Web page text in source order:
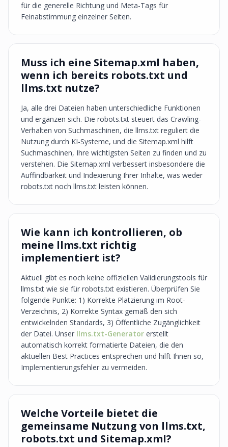
für die generelle Richtung und Meta-Tags für
Feinabstimmung einzelner Seiten.
Muss ich eine Sitemap.xml haben,
wenn ich bereits robots.txt und
llms.txt nutze?
Ja, alle drei Dateien haben unterschiedliche Funktionen
und ergänzen sich. Die robots.txt steuert das Crawling-
Verhalten von Suchmaschinen, die llms.txt reguliert die
Nutzung durch KI-Systeme, und die Sitemap.xml hilft
Suchmaschinen, Ihre wichtigsten Seiten zu finden und zu
verstehen. Die Sitemap.xml verbessert insbesondere die
Auffindbarkeit und Indexierung Ihrer Inhalte, was weder
robots.txt noch llms.txt leisten können.
Wie kann ich kontrollieren, ob
meine llms.txt richtig
implementiert ist?
Aktuell gibt es noch keine offiziellen Validierungstools für
llms.txt wie sie für robots.txt existieren. Überprüfen Sie
folgende Punkte: 1) Korrekte Platzierung im Root-
Verzeichnis, 2) Korrekte Syntax gemäß den sich
entwickelnden Standards, 3) Öffentliche Zugänglichkeit
der Datei. Unser llms.txt-Generator erstellt
automatisch korrekt formatierte Dateien, die den
aktuellen Best Practices entsprechen und hilft Ihnen so,
Implementierungsfehler zu vermeiden.
Welche Vorteile bietet die
gemeinsame Nutzung von llms.txt,
robots.txt und Sitemap.xml?